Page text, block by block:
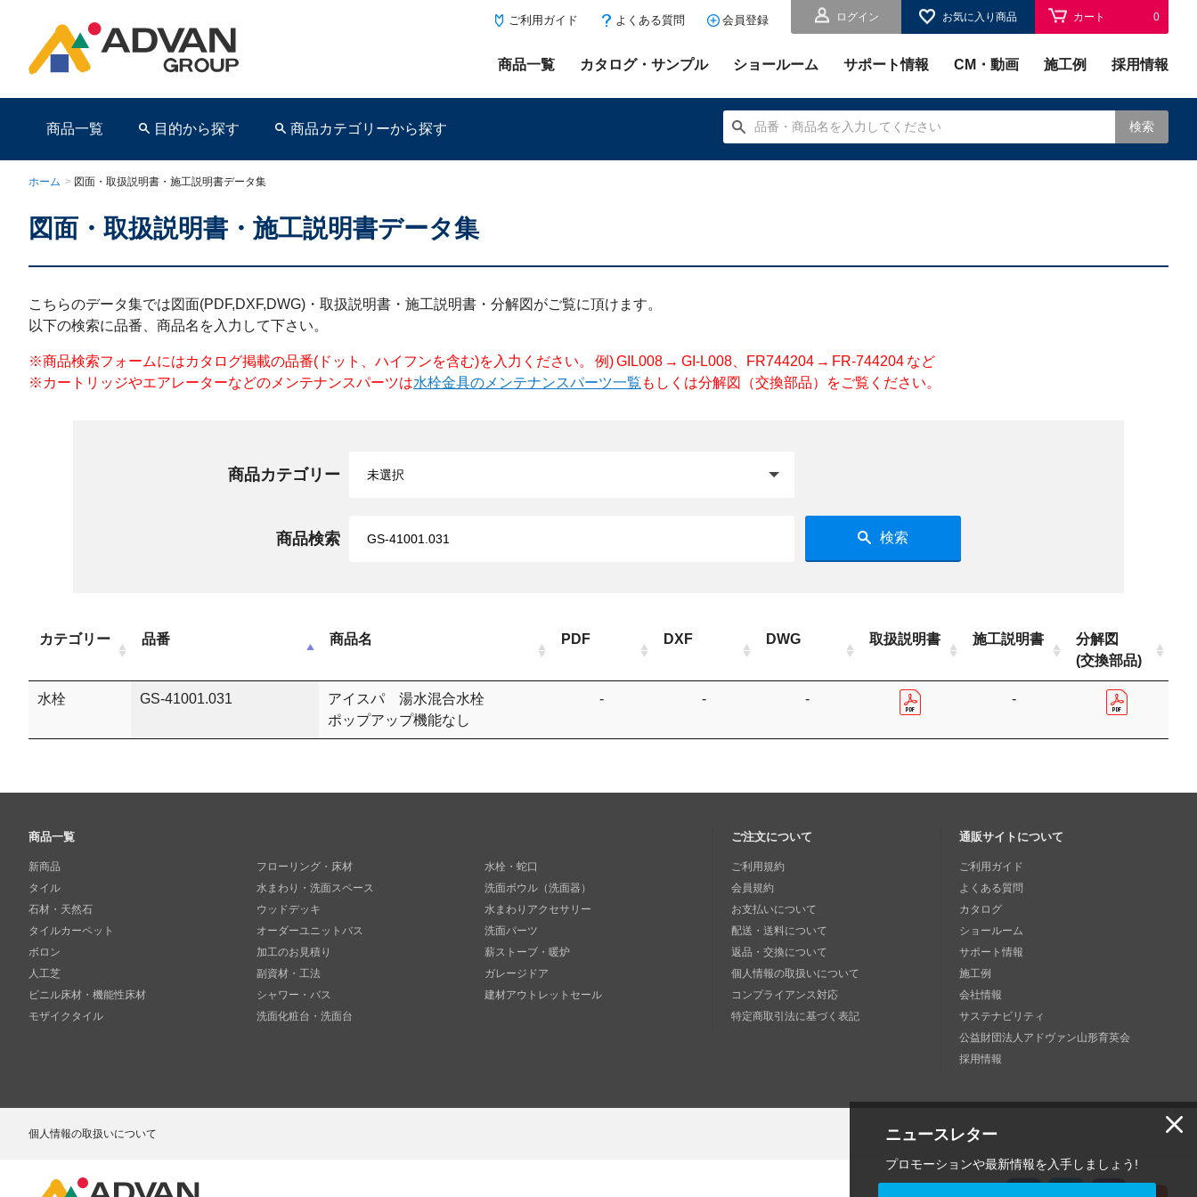
ログイン お気に入り商品 カート 0
ご利用ガイド よくある質問 会員登録
商品一覧 カタログ・サンプル ショールーム サポート情報 CM・動画 施工例 採用情報
商品一覧 目的から探す 商品カテゴリーから探す 検索
ニュースレター
プロモーションや最新情報を入手しましょう!
ホーム > 図面・取扱説明書・施工説明書データ集
図面・取扱説明書・施工説明書データ集
こちらのデータ集では図面(PDF,DXF,DWG)・取扱説明書・施工説明書・分解図がご覧に頂けます。
以下の検索に品番、商品名を入力して下さい。
※商品検索フォームにはカタログ掲載の品番(ドット、ハイフンを含む)を入力ください。 例) GIL008 → GI-L008、FR744204 → FR-744204 など
※カートリッジやエアレーターなどのメンテナンスパーツは水栓金具のメンテナンスパーツ一覧 もしくは分解図（交換部品）をご覧ください。
商品カテゴリー
商品検索 検索
カテゴリー 品番 商品名 PDF DXF DWG 取扱説明書 施工説明書
分解図
(交換部品)
水栓 GS-41001.031
アイスパ 湯水混合水栓
ポップアップ機能なし
- - - -
商品一覧
新商品
タイル
石材・天然石
タイルカーペット
ボロン
人工芝
ビニル床材・機能性床材
モザイクタイル
フローリング・床材
水まわり・洗面スペース
ウッドデッキ
オーダーユニットバス
加工のお見積り
副資材・工法
シャワー・バス
洗面化粧台・洗面台
水栓・蛇口
洗面ボウル（洗面器）
水まわりアクセサリー
洗面パーツ
薪ストーブ・暖炉
ガレージドア
建材アウトレットセール
ご注文について
ご利用規約
会員規約
お支払いについて
配送・送料について
返品・交換について
個人情報の取扱いについて
コンプライアンス対応
特定商取引法に基づく表記
通販サイトについて
ご利用ガイド
よくある質問
カタログ
ショールーム
サポート情報
施工例
会社情報
サステナビリティ
公益財団法人アドヴァン山形育英会
採用情報
個人情報の取扱いについて